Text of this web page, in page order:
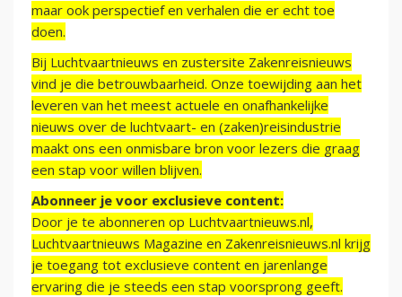
maar ook perspectief en verhalen die er echt toe
doen.
Bij Luchtvaartnieuws en zustersite Zakenreisnieuws
vind je die betrouwbaarheid. Onze toewijding aan het
leveren van het meest actuele en onafhankelijke
nieuws over de luchtvaart- en (zaken)reisindustrie
maakt ons een onmisbare bron voor lezers die graag
een stap voor willen blijven.
Abonneer je voor exclusieve content:
Door je te abonneren op Luchtvaartnieuws.nl,
Luchtvaartnieuws Magazine en Zakenreisnieuws.nl krijg
je toegang tot exclusieve content en jarenlange
ervaring die je steeds een stap voorsprong geeft.